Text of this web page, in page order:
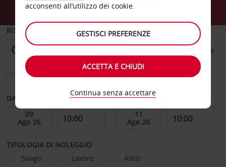
RITIRO DA
Scegli una località di riconsegna diversa
DAL GIORNO AL GIORNO
TIPOLOGIA DI NOLEGGIO
Svago
Lavoro Altro
acconsenti all’utilizzo dei cookie.
GESTISCI PREFERENZE
ACCETTA E CHIUDI
Continua senza accettare